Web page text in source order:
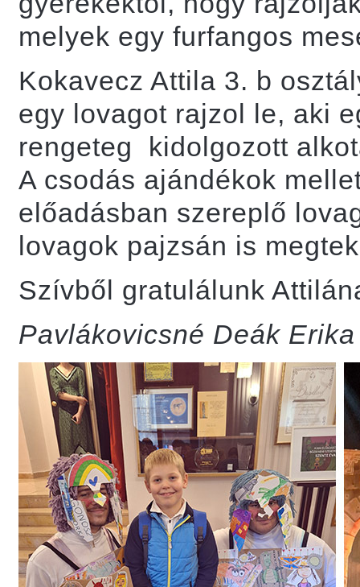
melyek egy furfangos
Kokavecz Attila 3. b
egy lovagot rajzol le, aki
rengeteg kidolgozott
A csodás ajándékok
előadásban szereplő
lovagok pajzsán is
Szívből gratulálunk
Pavlákovicsné Deák